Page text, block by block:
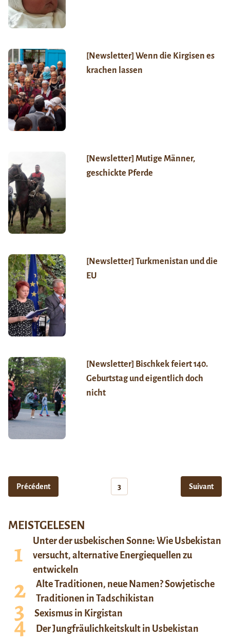
[Newsletter] Wenn die Kirgisen es
krachen lassen
[Newsletter] Mutige Männer,
geschickte Pferde
[Newsletter] Turkmenistan und die
EU
[Newsletter] Bischkek feiert 140.
Geburtstag und eigentlich doch
nicht
Précédent 3 Suivant
MEISTGELESEN
Unter der usbekischen Sonne: Wie Usbekistan
versucht, alternative Energiequellen zu
entwickeln
Alte Traditionen, neue Namen? Sowjetische
Traditionen in Tadschikistan
Sexismus in Kirgistan
Der Jungfräulichkeitskult in Usbekistan